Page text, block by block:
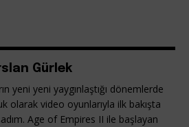
Gürlek
yeni yeni yaygınlaştığı dönemlerde
olarak video oyunlarıyla ilk bakışta
Age of Empires II ile başlayan